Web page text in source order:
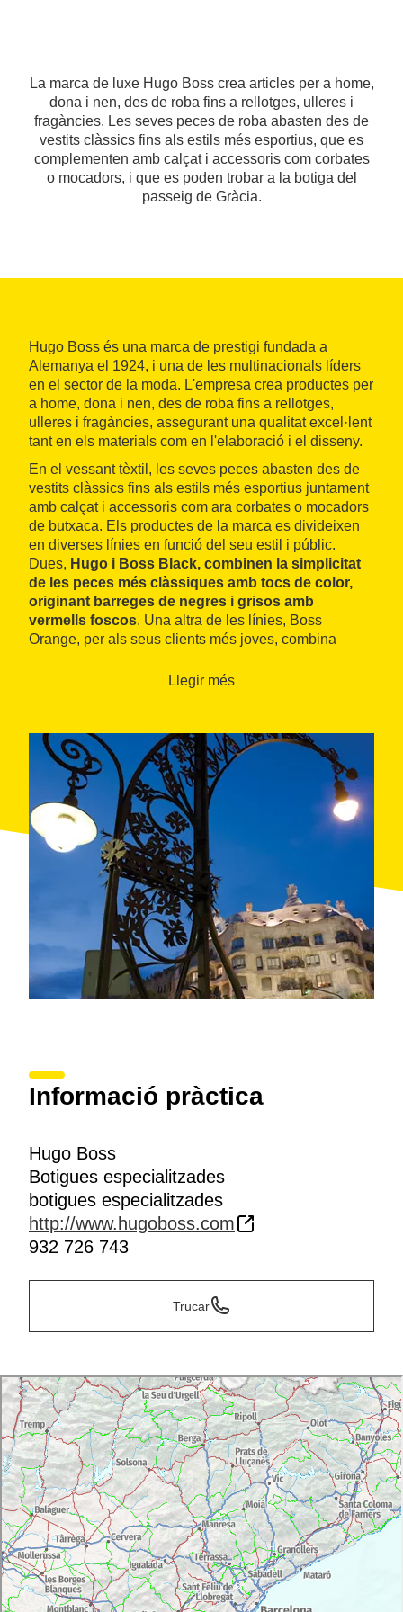
La marca de luxe Hugo Boss crea articles per a home,
dona i nen, des de roba fins a rellotges, ulleres i
fragàncies. Les seves peces de roba abasten des de
vestits clàssics fins als estils més esportius, que es
complementen amb calçat i accessoris com corbates
o mocadors, i que es poden trobar a la botiga del
passeig de Gràcia.
Hugo Boss és una marca de prestigi fundada a
Alemanya el 1924, i una de les multinacionals líders
en el sector de la moda. L'empresa crea productes per
a home, dona i nen, des de roba fins a rellotges,
ulleres i fragàncies, assegurant una qualitat excel·lent
tant en els materials com en l'elaboració i el disseny.
En el vessant tèxtil, les seves peces abasten des de
vestits clàssics fins als estils més esportius juntament
amb calçat i accessoris com ara corbates o mocadors
de butxaca. Els productes de la marca es divideixen
en diverses línies en funció del seu estil i públic.
Dues, Hugo i Boss Black, combinen la simplicitat
de les peces més clàssiques amb tocs de color,
originant barreges de negres i grisos amb
vermells foscos. Una altra de les línies, Boss
Orange, per als seus clients més joves, combina
amb dissenys plens de colors. Finalment, Boss Green
botiga de Passeig de Gràcia.
Llegir més
Informació pràctica
Hugo Boss
Botigues especialitzades
botigues especialitzades
http://www.hugoboss.com
932 726 743
Trucar